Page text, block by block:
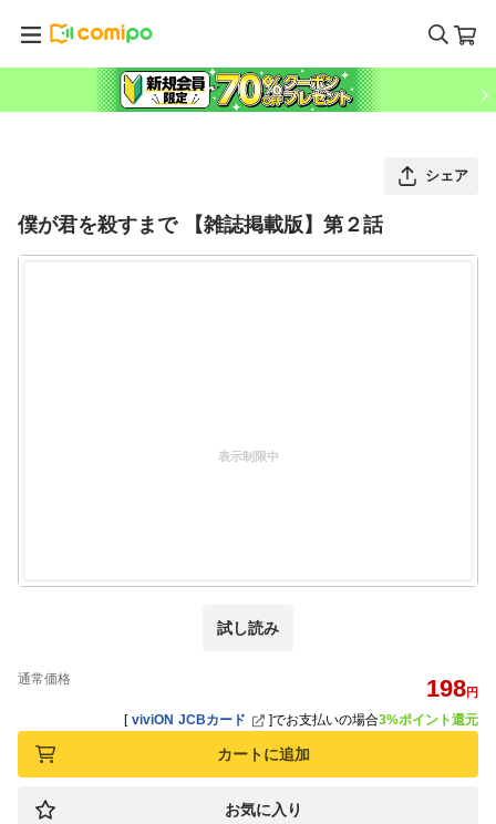
シェア
僕が君を殺すまで 【雑誌掲載版】第２話
表示制限中
試し読み
通常価格 198円
[ viviON JCBカード ]でお支払いの場合3%ポイント還元
カートに追加
お気に入り